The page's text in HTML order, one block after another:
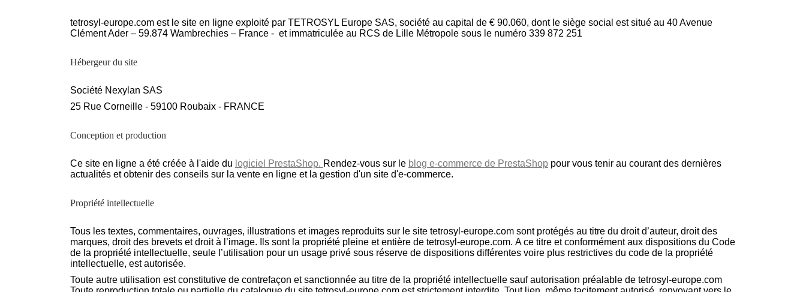
tetrosyl-europe.com est le site en ligne exploité par TETROSYL Europe SAS, société au capital de € 90.060, dont le siège social est situé au 40 Avenue
Clément Ader – 59.874 Wambrechies – France - et immatriculée au RCS de Lille Métropole sous le numéro 339 872 251
Hébergeur du site
Société Nexylan SAS
25 Rue Corneille - 59100 Roubaix - FRANCE
Conception et production
Ce site en ligne a été créée à l'aide du logiciel PrestaShop. Rendez-vous sur le blog e-commerce de PrestaShop pour vous tenir au courant des dernières
actualités et obtenir des conseils sur la vente en ligne et la gestion d'un site d'e-commerce.
Propriété intellectuelle
Tous les textes, commentaires, ouvrages, illustrations et images reproduits sur le site tetrosyl-europe.com sont protégés au titre du droit d’auteur, droit des
marques, droit des brevets et droit à l’image. Ils sont la propriété pleine et entière de tetrosyl-europe.com. A ce titre et conformément aux dispositions du Code
de la propriété intellectuelle, seule l’utilisation pour un usage privé sous réserve de dispositions différentes voire plus restrictives du code de la propriété
intellectuelle, est autorisée.
Toute autre utilisation est constitutive de contrefaçon et sanctionnée au titre de la propriété intellectuelle sauf autorisation préalable de tetrosyl-europe.com